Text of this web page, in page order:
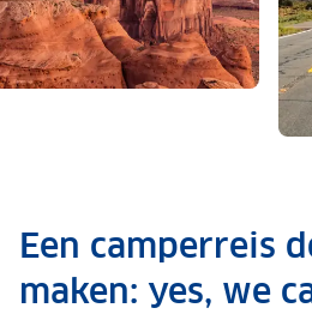
Een camperreis
maken: yes, we